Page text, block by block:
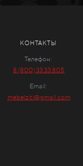
КОНТАКТЫ
Телефон:
8 (800) 33 33 805
Email:
mebelziti@gmail.com